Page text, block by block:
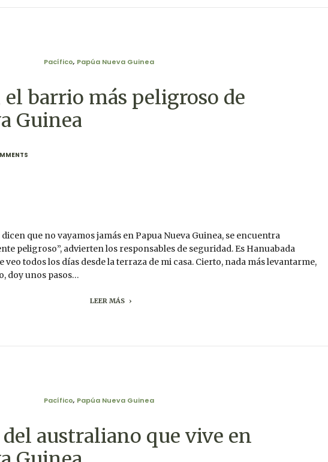
Pacífico, Papúa Nueva Guinea
el barrio más peligroso de
Guinea
que no vayamos jamás en Papua Nueva Guinea, se encuentra
peligroso”, advierten los responsables de seguridad. Es Hanuabada
todos los días desde la terraza de mi casa. Cierto, nada más levantarme,
doy unos pasos…
LEER MÁS
Pacífico, Papúa Nueva Guinea
australiano que vive en